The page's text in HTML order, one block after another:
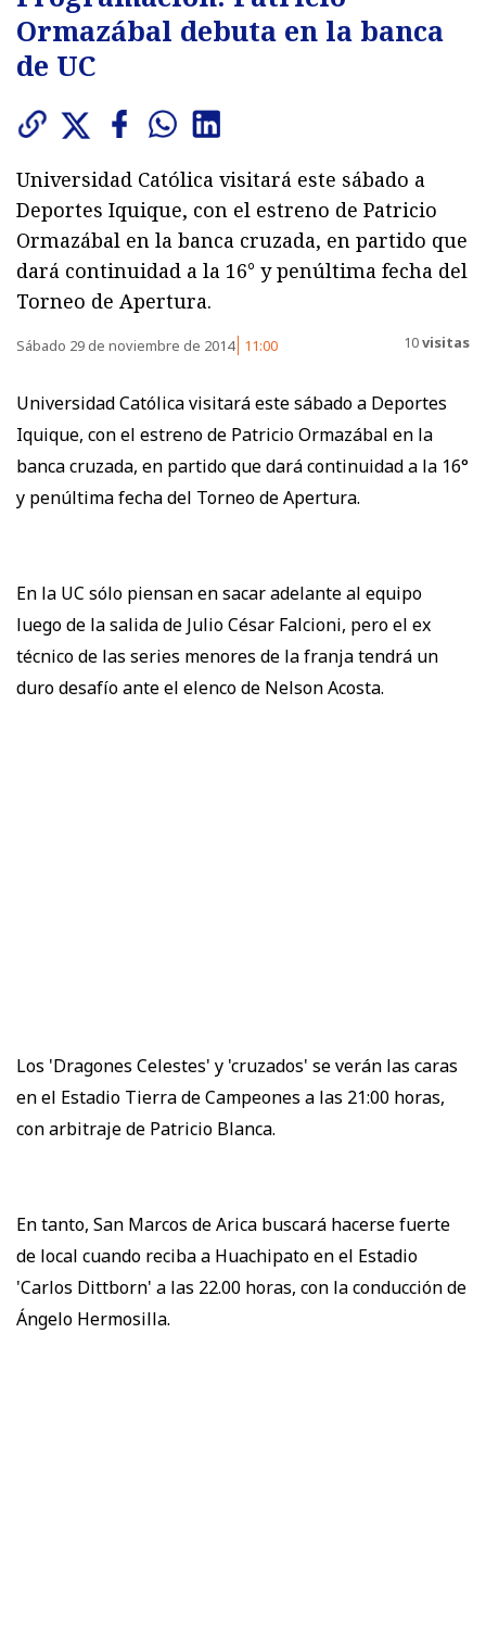
Ormazábal debuta en la banca
de UC
Universidad Católica visitará este sábado a
Deportes Iquique, con el estreno de Patricio
Ormazábal en la banca cruzada, en partido que
dará continuidad a la 16° y penúltima fecha del
Torneo de Apertura.
Sábado 29 de noviembre de 2014 11:00 10visitas
Universidad Católica visitará este sábado a Deportes
Iquique, con el estreno de Patricio Ormazábal en la
banca cruzada, en partido que dará continuidad a la 16°
y penúltima fecha del Torneo de Apertura.
En la UC sólo piensan en sacar adelante al equipo
luego de la salida de Julio César Falcioni, pero el ex
técnico de las series menores de la franja tendrá un
duro desafío ante el elenco de Nelson Acosta.
Los 'Dragones Celestes' y 'cruzados' se verán las caras
en el Estadio Tierra de Campeones a las 21:00 horas,
con arbitraje de Patricio Blanca.
En tanto, San Marcos de Arica buscará hacerse fuerte
de local cuando reciba a Huachipato en el Estadio
'Carlos Dittborn' a las 22.00 horas, con la conducción de
Ángelo Hermosilla.